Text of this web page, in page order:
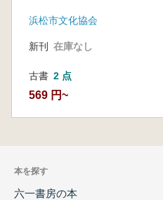
浜松市文化協会
新刊 在庫なし
古書 2 点
569 円~
本を探す
六一書房の本